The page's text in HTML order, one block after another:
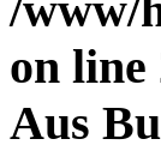
on line
Aus